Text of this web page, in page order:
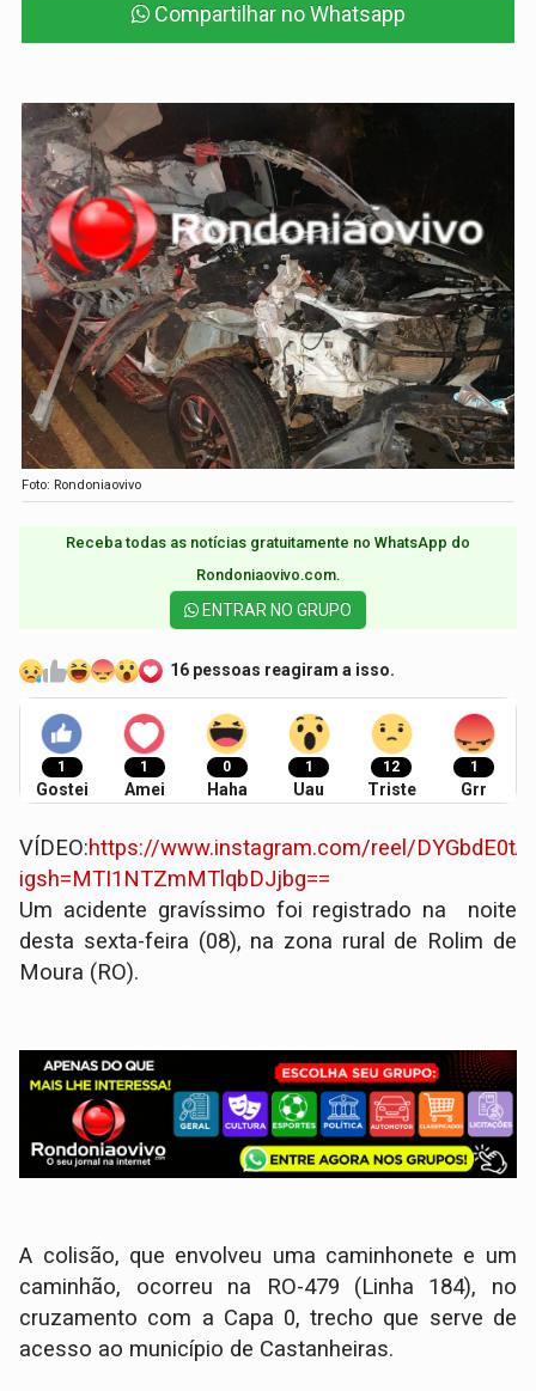
Compartilhar no Whatsapp
Foto: Rondoniaovivo
Receba todas as notícias gratuitamente no WhatsApp do
Rondoniaovivo.com.​
ENTRAR NO GRUPO
16 pessoas reagiram a isso.
1
Gostei
1
Amei
0
Haha
1
Uau
12
Triste
1
Grr
VÍDEO:https://www.instagram.com/reel/
igsh=MTI1NTZmMTlqbDJjbg==
​Um acidente gravíssimo foi registrado na noite
desta sexta-feira (08), na zona rural de Rolim de
Moura (RO).
A colisão, que envolveu uma caminhonete e um
caminhão, ocorreu na RO-479 (Linha 184), no
cruzamento com a Capa 0, trecho que serve de
acesso ao município de Castanheiras.